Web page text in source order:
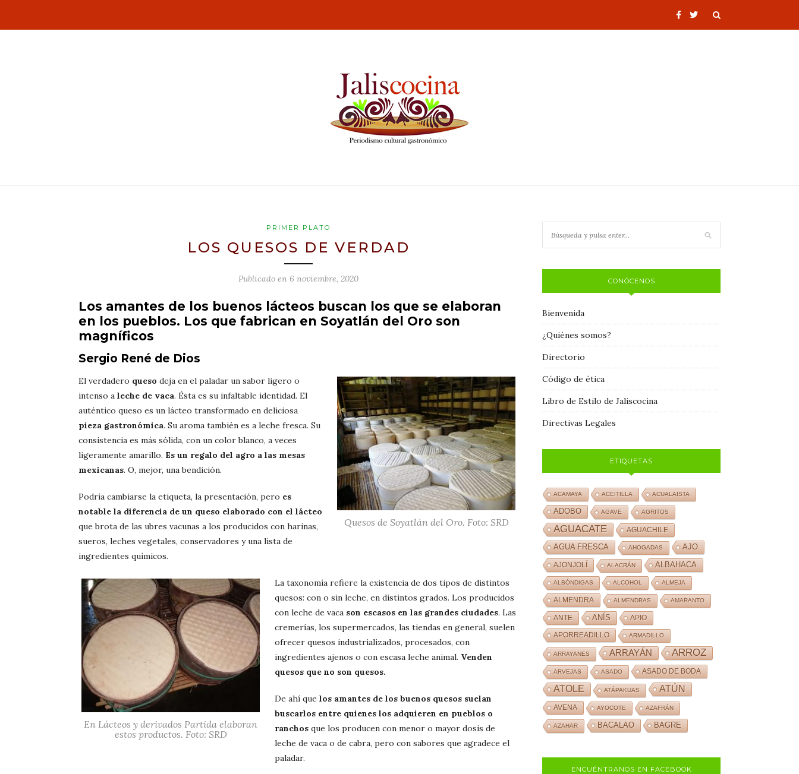
PRIMER PLATO
LOS QUESOS DE VERDAD
Publicado en 6 noviembre, 2020
Los amantes de los buenos lácteos buscan los que se elaboran
en los pueblos. Los que fabrican en Soyatlán del Oro son
magníficos
Sergio René de Dios
Quesos de Soyatlán del Oro. Foto: SRD
El verdadero queso deja en el paladar un sabor ligero o
intenso a leche de vaca. Ésta es su infaltable identidad. El
auténtico queso es un lácteo transformado en deliciosa
pieza gastronómica. Su aroma también es a leche fresca. Su
consistencia es más sólida, con un color blanco, a veces
ligeramente amarillo. Es un regalo del agro a las mesas
mexicanas. O, mejor, una bendición.
Podría cambiarse la etiqueta, la presentación, pero es
notable la diferencia de un queso elaborado con el lácteo
que brota de las ubres vacunas a los producidos con harinas,
sueros, leches vegetales, conservadores y una lista de
ingredientes químicos.
En Lácteos y derivados Partida elaboran
estos productos. Foto: SRD
La taxonomía refiere la existencia de dos tipos de distintos
quesos: con o sin leche, en distintos grados. Los producidos
con leche de vaca son escasos en las grandes ciudades. Las
cremerías, los supermercados, las tiendas en general, suelen
ofrecer quesos industrializados, procesados, con
ingredientes ajenos o con escasa leche animal. Venden
quesos que no son quesos.
De ahí que los amantes de los buenos quesos suelan
buscarlos entre quienes los adquieren en pueblos o
ranchos que los producen con menor o mayor dosis de
leche de vaca o de cabra, pero con sabores que agradece el
paladar.
CONÓCENOS
Bienvenida
¿Quiénes somos?
Directorio
Código de ética
Libro de Estilo de Jaliscocina
Directivas Legales
ETIQUETAS
ACAMAYA ACEITILLA ACUALAISTA
ADOBO AGAVE AGRITOS
AGUACATE AGUACHILE
AGUA FRESCA AHOGADAS AJO
AJONJOLÍ ALACRÁN ALBAHACA
ALBÓNDIGAS ALCOHOL ALMEJA
ALMENDRA ALMENDRAS AMARANTO
ANTE ANÍS APIO
APORREADILLO ARMADILLO
ARRAYANES ARRAYÁN ARROZ
ARVEJAS ASADO ASADO DE BODA
ATOLE ATÁPAKUAS ATÚN
AVENA AYOCOTE AZAFRÁN
AZAHAR BACALAO BAGRE
ENCUÉNTRANOS EN FACEBOOK